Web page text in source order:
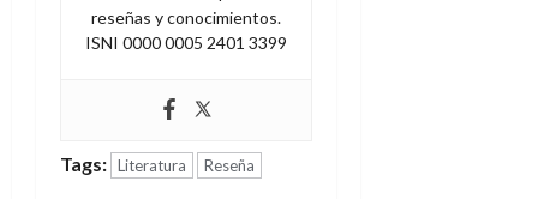
reseñas y conocimientos.
ISNI 0000 0005 2401 3399
Tags: Literatura Reseña